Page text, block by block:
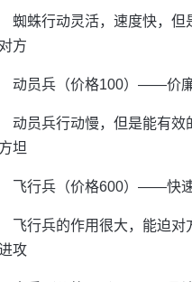
蜘蛛行动灵活，速度快，
方
动员兵（价格100）——价
动员兵行动慢，但是能有效
坦
飞行兵（价格600）——快
飞行兵的作用很大，能迫
攻